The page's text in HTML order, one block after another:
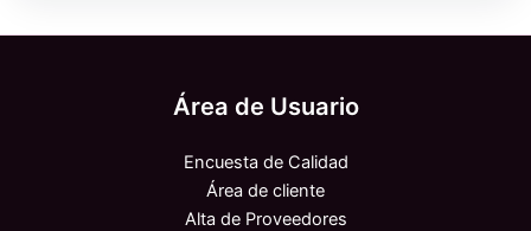
Área de Usuario
Encuesta de Calidad
Área de cliente
Alta de Proveedores